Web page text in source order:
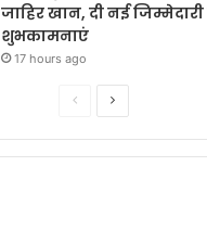
जाहिर खान, दी नई
शुभकामनाएं
17 hours ago
PreviousNext